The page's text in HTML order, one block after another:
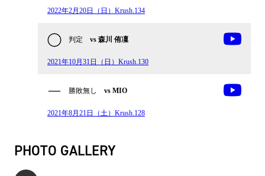
2022年2月20日（日）Krush.134
判定 vs 森川 侑凜
2021年10月31日（日）Krush.130
勝敗無し vs MIO
2021年8月21日（土）Krush.128
PHOTO GALLERY